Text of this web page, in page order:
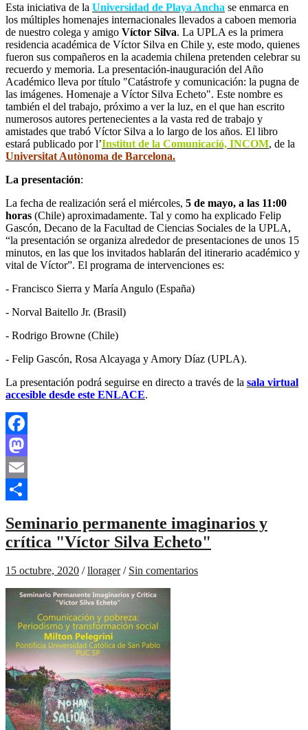
Esta iniciativa de la Universidad de Playa Ancha se enmarca en
los múltiples homenajes internacionales llevados a caboen memoria
de nuestro colega y amigo Víctor Silva. La UPLA es la primera
residencia académica de Víctor Silva en Chile y, este modo, quienes
fueron sus compañeros en la academia chilena pretenden celebrar su
recuerdo y memoria. La presentación-inauguración del Año
Académico lleva por título "Catástrofe y comunicación: la pugna de
las imágenes. Homenaje a Víctor Silva Echeto". Este nombre es
también el del trabajo, próximo a ver la luz, en el que han escrito
numerosos autores pertenecientes a la vasta red de trabajo y
amistades que trabó Víctor Silva a lo largo de los años. El libro
estará publicado por l’Institut de la Comunicació, INCOM, de la
Universitat Autònoma de Barcelona.
La presentación:
La fecha de realización será el miércoles, 5 de mayo, a las 11:00
horas (Chile) aproximadamente. Tal y como ha explicado Felip
Gascón, Decano de la Facultad de Ciencias Sociales de la UPLA,
“la presentación se organiza alrededor de presentaciones de unos 15
minutos, en las que los invitados hablarán del itinerario académico y
vital de Víctor”. El programa de intervenciones es:
- Francisco Sierra y María Angulo (España)
- Norval Baitello Jr. (Brasil)
- Rodrigo Browne (Chile)
- Felip Gascón, Rosa Alcayaga y Amory Díaz (UPLA).
La presentación podrá seguirse en directo a través de la sala virtual
accesible desde este ENLACE.
Facebook
Mastodon
Email
Seminario permanente imaginarios y
crítica "Víctor Silva Echeto"
15 octubre, 2020 /llorager / Sin comentarios